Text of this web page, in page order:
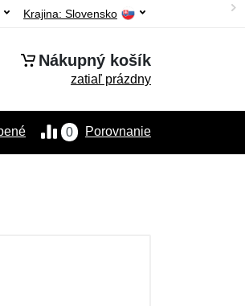
Krajina: Slovensko
Nákupný košík
zatiaľ prázdny
0 Porovnanie